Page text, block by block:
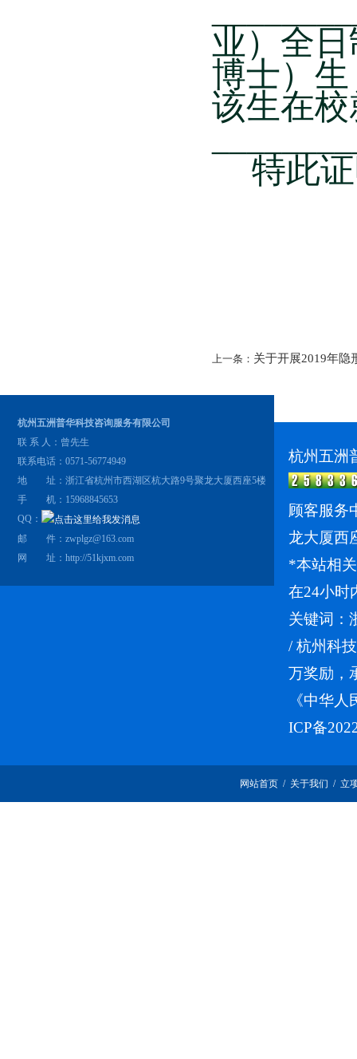
业）全
博士）
该生在
特此
上一条： 关于开展2019年隐
杭州五洲普华科技咨询服务有限公司
联 系 人：曾先生
联系电话：0571-56774949
地 址：浙江省杭州市西湖区杭大路9号聚龙大厦西座5楼
手 机：15968845653
QQ：
邮 件：zwplgz@163.com
网 址： http://51kjxm.com
杭州五洲
顾客服务
龙大厦西
*本站相
在24小时
关键词：
/杭州科
万奖励，
《中华
ICP备
网站首页 / 关于我们 / 立